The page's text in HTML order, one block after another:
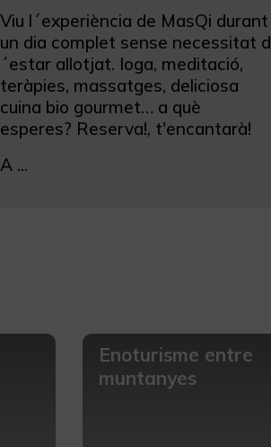
Viu l´experiència de MasQi durant
un dia complet sense necessitat d
´estar allotjat. Ioga, meditació,
teràpies, massatges, deliciosa
cuina bio gourmet… a què
esperes? Reserva!, t'encantarà!
A ...
Enoturisme entre
muntanyes